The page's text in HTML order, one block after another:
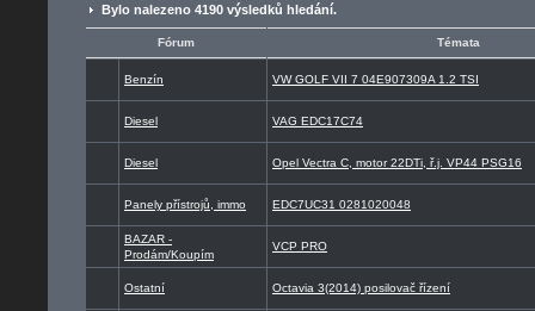
Bylo nalezeno 4190 výsledků hledání.
Fórum Témata
Benzín VW GOLF VII 7 04E907309A 1.2 TSI
Diesel VAG EDC17C74
Diesel Opel Vectra C, motor 22DTi, ř.j. VP44 PSG16
Panely přístrojů, immo EDC7UC31 0281020048
BAZAR -
Prodám/Koupím
VCP PRO
Ostatní Octavia 3(2014) posilovač řízení